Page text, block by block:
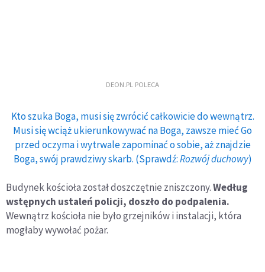
DEON.PL POLECA
Kto szuka Boga, musi się zwrócić całkowicie do wewnątrz.
Musi się wciąż ukierunkowywać na Boga, zawsze mieć Go
przed oczyma i wytrwale zapominać o sobie, aż znajdzie
Boga, swój prawdziwy skarb. (Sprawdź:Rozwój duchowy)
Budynek kościoła został doszczętnie zniszczony.Według
wstępnych ustaleń policji, doszło do podpalenia.
Wewnątrz kościoła nie było grzejników i instalacji, która
mogłaby wywołać pożar.